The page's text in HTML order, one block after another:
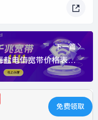
下一篇
海盐电信宽带价格表？活动优惠100M包2年仅需499元
免费领取